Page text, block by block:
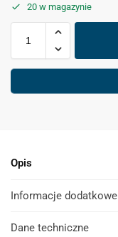
20 w magazynie
Opis
Informacje dodatkowe
Dane techniczne